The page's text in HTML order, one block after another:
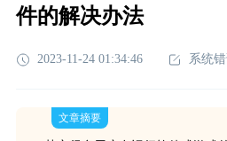
件的解决办法
2023-11-24 01:34:46 系统
文章摘要